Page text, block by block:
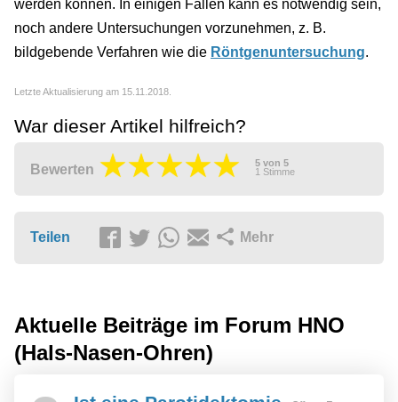
werden können. In einigen Fällen kann es notwendig sein,
noch andere Untersuchungen vorzunehmen, z. B.
bildgebende Verfahren wie die Röntgenuntersuchung.
Letzte Aktualisierung am 15.11.2018.
War dieser Artikel hilfreich?
Bewerten 5 von 5
1 Stimme
Teilen Mehr
Aktuelle Beiträge im Forum HNO
(Hals-Nasen-Ohren)